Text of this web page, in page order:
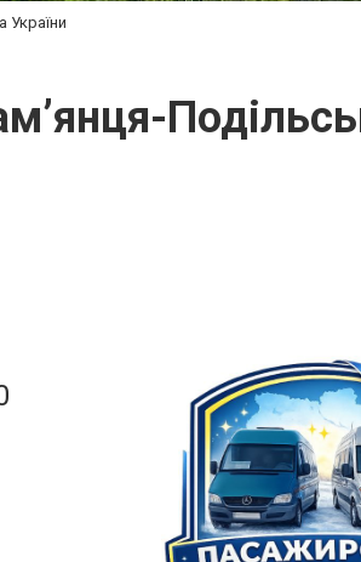
України